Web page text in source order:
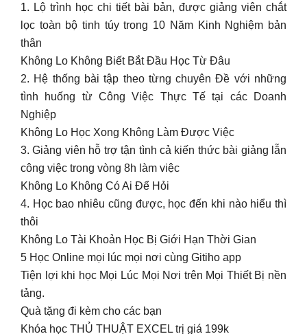
1. Lộ trình học chi tiết bài bản, được giảng viên chắt
lọc toàn bộ tinh túy trong 10 Năm Kinh Nghiệm bản
thân
Không Lo Không Biết Bắt Đầu Học Từ Đâu
2. Hệ thống bài tập theo từng chuyên Đề với những
tình huống từ Công Việc Thực Tế tại các Doanh
Nghiệp
Không Lo Học Xong Không Làm Được Việc
3. Giảng viên hỗ trợ tận tình cả kiến thức bài giảng lẫn
công việc trong vòng 8h làm việc
Không Lo Không Có Ai Để Hỏi
4. Học bao nhiêu cũng được, học đến khi nào hiểu thì
thôi
Không Lo Tài Khoản Học Bị Giới Hạn Thời Gian
5 Học Online mọi lúc mọi nơi cùng Gitiho app
Tiện lợi khi học Mọi Lúc Mọi Nơi trên Mọi Thiết Bị nền
tảng.
Quà tặng đi kèm cho các bạn
Khóa học THỦ THUẬT EXCEL trị giá 199k